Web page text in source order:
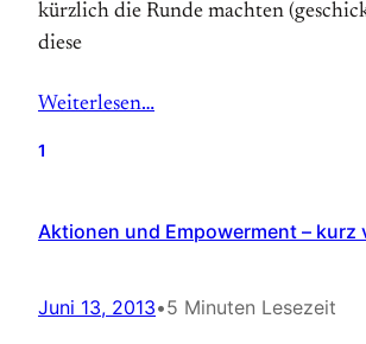
kürzlich die Runde machten
diese
Weiterlesen…
1
Aktionen und Empowerment – kurz
Juni 13, 2013•5 Minuten Lesezeit